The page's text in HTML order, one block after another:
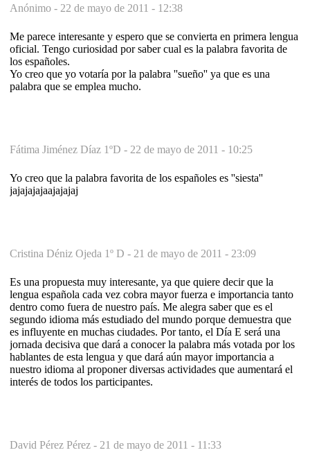
Anónimo - 22 de mayo de 2011 - 12:38
Me parece interesante y espero que se convierta en primera lengua
oficial. Tengo curiosidad por saber cual es la palabra favorita de
los españoles.
Yo creo que yo votaría por la palabra ''sueño'' ya que es una
palabra que se emplea mucho.
Fátima Jiménez Díaz 1ºD - 22 de mayo de 2011 - 10:25
Yo creo que la palabra favorita de los españoles es ''siesta''
jajajajajaajajajaj
Cristina Déniz Ojeda 1º D - 21 de mayo de 2011 - 23:09
Es una propuesta muy interesante, ya que quiere decir que la
lengua española cada vez cobra mayor fuerza e importancia tanto
dentro como fuera de nuestro país. Me alegra saber que es el
segundo idioma más estudiado del mundo porque demuestra que
es influyente en muchas ciudades. Por tanto, el Día E será una
jornada decisiva que dará a conocer la palabra más votada por los
hablantes de esta lengua y que dará aún mayor importancia a
nuestro idioma al proponer diversas actividades que aumentará el
interés de todos los participantes.
David Pérez Pérez - 21 de mayo de 2011 - 11:33